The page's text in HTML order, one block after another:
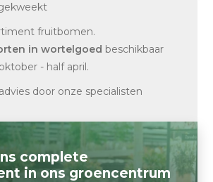
fruitbomen.
in wortelgoed beschikbaar
- half april.
door onze specialisten
complete
in ons groencentrum